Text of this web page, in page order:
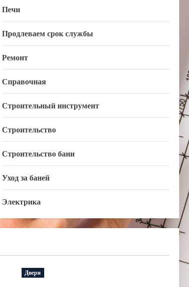
Печи
Продлеваем срок службы
Ремонт
Справочная
Строительный инструмент
Строительство
Строительство бани
Уход за баней
Электрика
Двери